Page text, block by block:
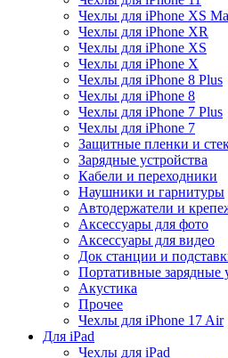
Чехлы для iPhone XS
Чехлы для iPhone XR
Чехлы для iPhone XS
Чехлы для iPhone X
Чехлы для iPhone 8 Plus
Чехлы для iPhone 8
Чехлы для iPhone 7 Plus
Чехлы для iPhone 7
Защитные пленки и
Зарядные устройства
Кабели и переходники
Наушники и гарнитуры
Автодержатели и
Аксессуары для фото
Аксессуары для видео
Док станции и
Портативные зарядные
Акустика
Прочее
Чехлы для iPhone 17 Air
Для iPad
Чехлы для iPad